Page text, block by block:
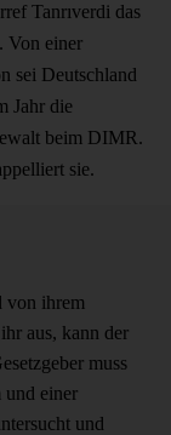
Tanrıverdi das
Von einer
sei Deutschland
Jahr die
beim DIMR.
sie.
von ihrem
aus, kann der
muss
und einer
und